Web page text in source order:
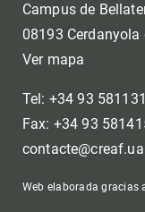
Campus de
08193 Cerdanyola
Ver mapa
Tel: +34 93
Fax: +34 93
Web elaborada gracias